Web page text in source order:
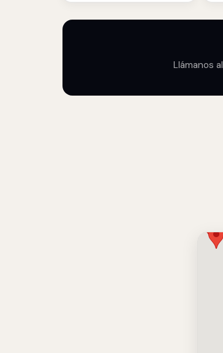
Llámanos al